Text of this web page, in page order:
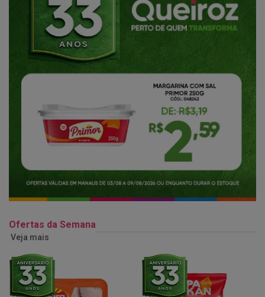
Ofertas da Semana
Veja mais